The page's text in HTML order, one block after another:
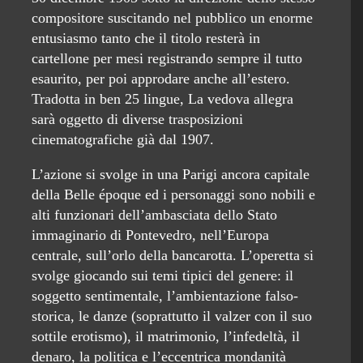
compositore suscitando nel pubblico un enorme
entusiasmo tanto che il titolo resterà in
cartellone per mesi registrando sempre il tutto
esaurito, per poi approdare anche all’estero.
Tradotta in ben 25 lingue, La vedova allegra
sarà oggetto di diverse trasposizioni
cinematografiche già dal 1907.
L’azione si svolge in una Parigi ancora capitale
della Belle époque ed i personaggi sono nobili e
alti funzionari dell’ambasciata dello Stato
immaginario di Pontevedro, nell’Europa
centrale, sull’orlo della bancarotta. L’operetta si
svolge giocando sui temi tipici del genere: il
soggetto sentimentale, l’ambientazione falso-
storica, le danze (soprattutto il valzer con il suo
sottile erotismo), il matrimonio, l’infedeltà, il
denaro, la politica e l’eccentrica mondanità